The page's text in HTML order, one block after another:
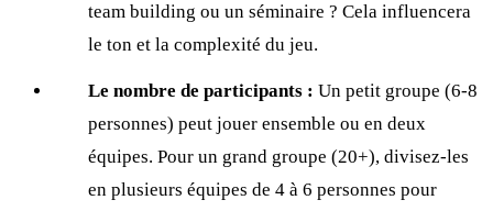
team building ou un séminaire ? Cela influencera
le ton et la complexité du jeu.
Le nombre de participants : Un petit groupe (6-8
personnes) peut jouer ensemble ou en deux
équipes. Pour un grand groupe (20+), divisez-les
en plusieurs équipes de 4 à 6 personnes pour